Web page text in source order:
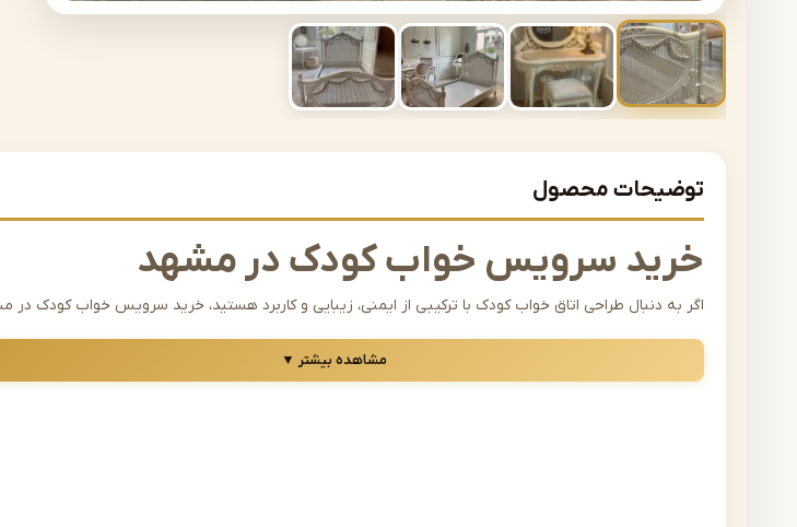
توضیحات محصول
خرید سرویس خواب کودک در مشهد
اگر به دنبال طراحی اتاق خواب کودک با ترکیبی از ایمنی، زیبایی و کاربرد هستید، خرید سرویس خواب کودک در
یکی از مهم‌ترین تصمیم‌های دکوراسیونی شماست. سرویس خواب کودک باید علاوه بر جذابیت بصری، استحکام
لبه‌های ایمن و متریال سالم داشته باشد تا آرامش و رشد فرزندتان را تضمین کند. مجموعه اشرافی با تولید
مشاهده بیشتر ▼